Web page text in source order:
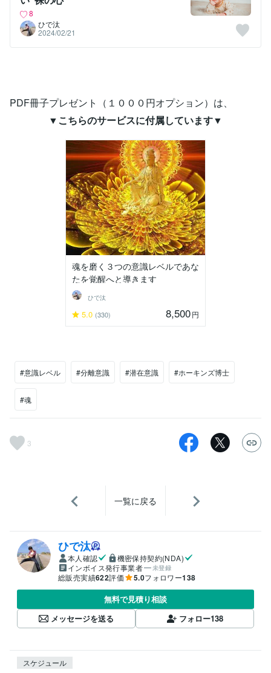
8
ひで汰
2024/02/21
PDF冊子プレゼント（１０００円オプション）は、
▼こちらのサービスに付属しています▼
魂を磨く３つの意識レベルであな
たを覚醒へと導きます
ひで汰
5.0 (330) 8,500円
#意識レベル #分離意識 #潜在意識 #ホーキンズ博士
#魂
3
一覧に戻る
ひで汰
本人確認
機密保持契約(NDA)
インボイス発行事業者
未登録
総販売実績622評価 5.0フォロワー138
無料で見積り相談
メッセージを送る
フォロー138
スケジュール